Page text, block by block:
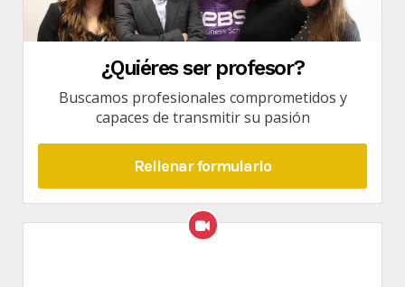
¿Quiéres ser profesor?
Buscamos profesionales comprometidos y
capaces de transmitir su pasión
Rellenar formulario